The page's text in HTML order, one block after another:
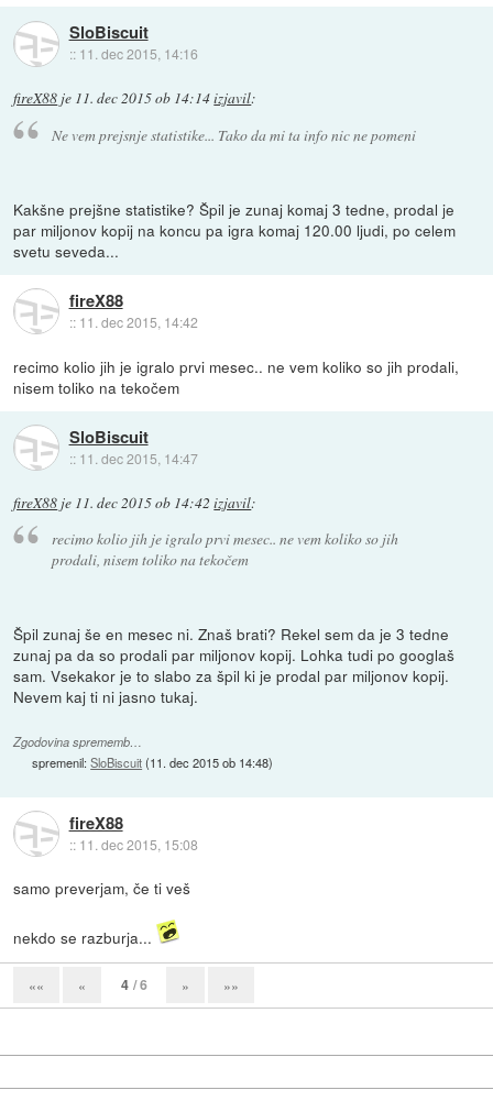
SloBiscuit
:: 11. dec 2015, 14:16
fireX88 je 11. dec 2015 ob 14:14izjavil:
Ne vem prejsnje statistike... Tako da mi ta info nic ne pomeni
Kakšne prejšne statistike? Špil je zunaj komaj 3 tedne, prodal je
par miljonov kopij na koncu pa igra komaj 120.00 ljudi, po celem
svetu seveda...
fireX88
:: 11. dec 2015, 14:42
recimo kolio jih je igralo prvi mesec.. ne vem koliko so jih prodali,
nisem toliko na tekočem
SloBiscuit
:: 11. dec 2015, 14:47
fireX88 je 11. dec 2015 ob 14:42 izjavil:
recimo kolio jih je igralo prvi mesec.. ne vem koliko so jih
prodali, nisem toliko na tekočem
Špil zunaj še en mesec ni. Znaš brati? Rekel sem da je 3 tedne
zunaj pa da so prodali par miljonov kopij. Lohka tudi po googlaš
sam. Vsekakor je to slabo za špil ki je prodal par miljonov kopij.
Nevem kaj ti ni jasno tukaj.
Zgodovina sprememb…
spremenil:SloBiscuit(11. dec 2015 ob 14:48)
fireX88
:: 11. dec 2015, 15:08
samo preverjam, če ti veš
nekdo se razburja...
«« « 4 / 6 » »»